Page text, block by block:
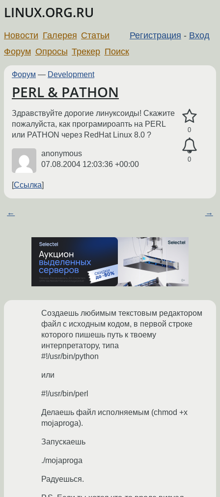
LINUX.ORG.RU
Регистрация - Вход
Новости Галерея Статьи
Форум Опросы Трекер Поиск
Форум — Development
PERL & PATHON
0
0
Здравствуйте дорогие линуксоиды! Скажите
пожалуйста, как програмироапть на PERL
или PATHON через RedHat Linux 8.0 ?
anonymous
07.08.2004 12:03:36 +00:00
Ссылка
← →
Создаешь любимым текстовым редактором
файл с исходным кодом, в первой строке
которого пишешь путь к твоему
интерпретатору, типа
#!/usr/bin/python
или
#!/usr/bin/perl
Делаешь файл исполняемым (chmod +x
mojaproga).
Запускаешь
./mojaproga
Радуешься.